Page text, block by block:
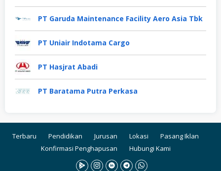
PT Garuda Maintenance Facility Aero Asia Tbk
PT Uniair Indotama Cargo
PT Hasjrat Abadi
PT Baratama Putra Perkasa
Terbaru Pendidikan Jurusan Lokasi
Pasang Iklan
Konfirmasi Penghapusan
Hubungi Kami